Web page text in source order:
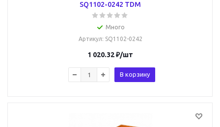
SQ1102-0242 TDM
Много
Артикул: SQ1102-0242
1 020.32₽/шт
В корзину